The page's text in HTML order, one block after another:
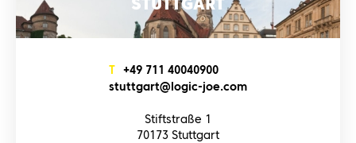
T +4‌9‌ 7‌1‌1‌ 4‌0‌0‌4‌0‌9‌0‌0‌
s‌t‌u‌t‌t‌g‌a‌r‌t‌@l‌o‌g‌i‌c‌-j‌o‌e‌.c‌o‌m‌
Stiftstraße 1
70173 Stuttgart